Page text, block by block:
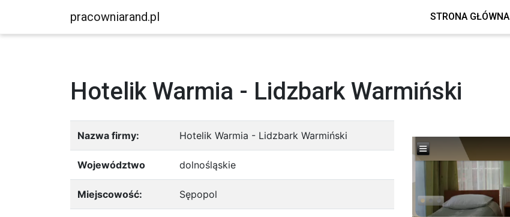
pracowniarand.pl STRONA GŁÓWNA
Hotelik Warmia - Lidzbark Warmiński
Nazwa firmy: Hotelik Warmia - Lidzbark Warmiński
Województwo dolnośląskie
Miejscowość: Sępopol